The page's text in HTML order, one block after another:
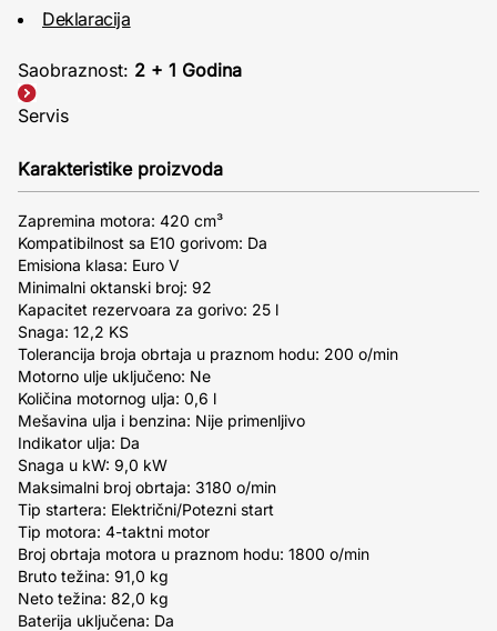
Deklaracija
Saobraznost: 2 + 1 Godina
Servis
Karakteristike proizvoda
Zapremina motora: 420 cm³
Kompatibilnost sa E10 gorivom: Da
Emisiona klasa: Euro V
Minimalni oktanski broj: 92
Kapacitet rezervoara za gorivo: 25 l
Snaga: 12,2 KS
Tolerancija broja obrtaja u praznom hodu: 200 o/min
Motorno ulje uključeno: Ne
Količina motornog ulja: 0,6 l
Mešavina ulja i benzina: Nije primenljivo
Indikator ulja: Da
Snaga u kW: 9,0 kW
Maksimalni broj obrtaja: 3180 o/min
Tip startera: Električni/Potezni start
Tip motora: 4-taktni motor
Broj obrtaja motora u praznom hodu: 1800 o/min
Bruto težina: 91,0 kg
Neto težina: 82,0 kg
Baterija uključena: Da